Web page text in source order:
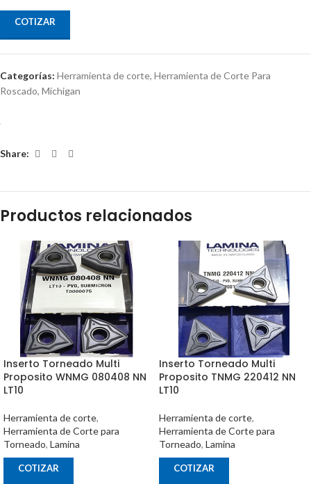
COTIZAR
Categorías: Herramienta de corte, Herramienta de Corte Para
Roscado, Michigan
Share:
Productos relacionados
Inserto Torneado Multi
Proposito WNMG 080408 NN
LT10
Herramienta de corte,
Herramienta de Corte para
Torneado, Lamina
COTIZAR
Inserto Torneado Multi
Proposito TNMG 220412 NN
LT10
Herramienta de corte,
Herramienta de Corte para
Torneado, Lamina
COTIZAR